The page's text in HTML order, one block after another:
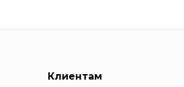
Клиентам